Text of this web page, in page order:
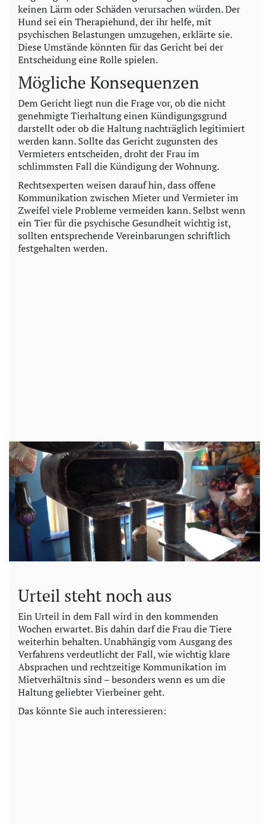
keinen Lärm oder Schäden verursachen würden. Der
Hund sei ein Therapiehund, der ihr helfe, mit
psychischen Belastungen umzugehen, erklärte sie.
Diese Umstände könnten für das Gericht bei der
Entscheidung eine Rolle spielen.
Mögliche Konsequenzen
Dem Gericht liegt nun die Frage vor, ob die nicht
genehmigte Tierhaltung einen Kündigungsgrund
darstellt oder ob die Haltung nachträglich legitimiert
werden kann. Sollte das Gericht zugunsten des
Vermieters entscheiden, droht der Frau im
schlimmsten Fall die Kündigung der Wohnung.
Rechtsexperten weisen darauf hin, dass offene
Kommunikation zwischen Mieter und Vermieter im
Zweifel viele Probleme vermeiden kann. Selbst wenn
ein Tier für die psychische Gesundheit wichtig ist,
sollten entsprechende Vereinbarungen schriftlich
festgehalten werden.
Urteil steht noch aus
Ein Urteil in dem Fall wird in den kommenden
Wochen erwartet. Bis dahin darf die Frau die Tiere
weiterhin behalten. Unabhängig vom Ausgang des
Verfahrens verdeutlicht der Fall, wie wichtig klare
Absprachen und rechtzeitige Kommunikation im
Mietverhältnis sind – besonders wenn es um die
Haltung geliebter Vierbeiner geht.
Das könnte Sie auch interessieren: